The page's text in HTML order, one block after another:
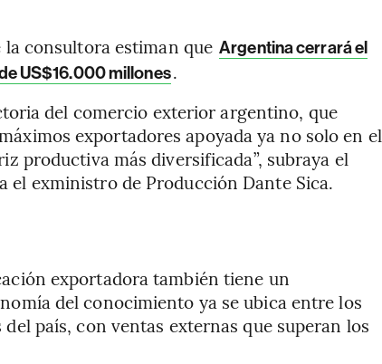
consultora estiman que Argentina cerrará el
US$16.000 millones.
del comercio exterior argentino, que
exportadores apoyada ya no solo en el
productiva más diversificada”, subraya el
el exministro de Producción Dante Sica.
exportadora también tiene un
del conocimiento ya se ubica entre los
país, con ventas externas que superan los